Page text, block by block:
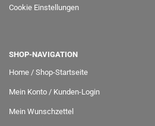
Cookie Einstellungen
SHOP-NAVIGATION
Home / Shop-Startseite
Mein Konto / Kunden-Login
Mein Wunschzettel